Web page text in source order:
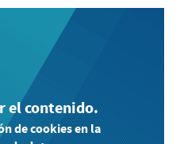
el contenido.
de cookies en la